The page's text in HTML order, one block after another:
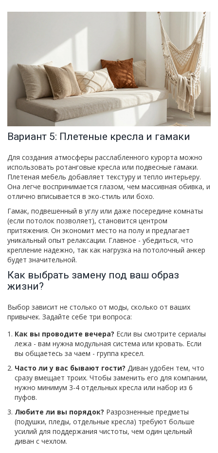
Вариант 5: Плетеные кресла и гамаки
Для создания атмосферы расслабленного курорта можно
использовать ротанговые кресла или подвесные гамаки.
Плетеная мебель добавляет текстуру и тепло интерьеру.
Она легче воспринимается глазом, чем массивная обивка, и
отлично вписывается в эко-стиль или бохо.
Гамак, подвешенный в углу или даже посередине комнаты
(если потолок позволяет), становится центром
притяжения. Он экономит место на полу и предлагает
уникальный опыт релаксации. Главное - убедиться, что
крепление надежно, так как нагрузка на потолочный анкер
будет значительной.
Как выбрать замену под ваш образ
жизни?
Выбор зависит не столько от моды, сколько от ваших
привычек. Задайте себе три вопроса:
Как вы проводите вечера? Если вы смотрите сериалы
лежа - вам нужна модульная система или кровать. Если
вы общаетесь за чаем - группа кресел.
Часто ли у вас бывают гости? Диван удобен тем, что
сразу вмещает троих. Чтобы заменить его для компании,
нужно минимум 3-4 отдельных кресла или набор из 6
пуфов.
Любите ли вы порядок? Разрозненные предметы
(подушки, пледы, отдельные кресла) требуют больше
усилий для поддержания чистоты, чем один цельный
диван с чехлом.